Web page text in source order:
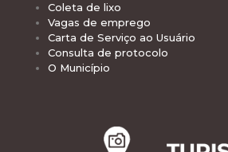
Coleta de lixo
Vagas de emprego
Carta de Serviço ao Usuário
Consulta de protocolo
O Município